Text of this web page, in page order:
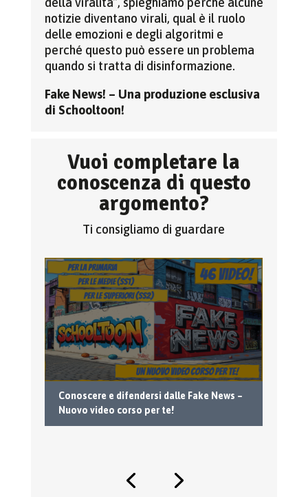
notizie diventano virali, qual è il ruolo
delle emozioni e degli algoritmi e
perché questo può essere un problema
quando si tratta di disinformazione.
Fake News! – Una produzione esclusiva
di Schooltoon!
Vuoi completare la
conoscenza di questo
argomento?
Ti consigliamo di guardare
Conoscere e difendersi dalle Fake News –
Nuovo video corso per te!